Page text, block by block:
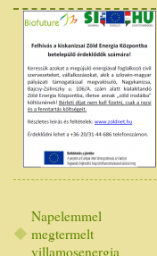
Napelemmel
megtermelt
villamosenergia